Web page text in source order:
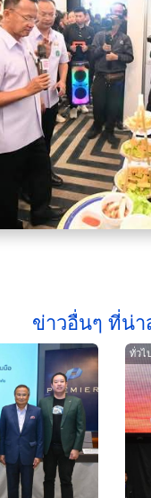
ข่าวอื่นๆ ที่น่า
ทั่วไป